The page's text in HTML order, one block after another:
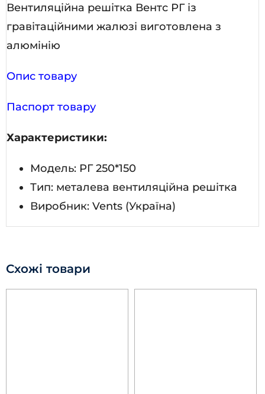
Вентиляційна решітка Вентс РГ із
гравітаційними жалюзі виготовлена з
алюмінію
Опис товару
Паспорт товару
Характеристики:
Модель: РГ 250*150
Тип: металева вентиляційна решітка
Виробник: Vents (Україна)
Схожі товари